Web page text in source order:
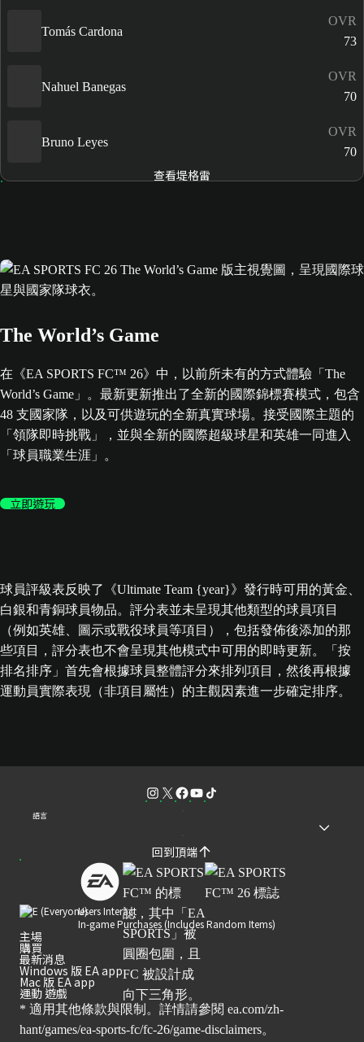
Tomás Cardona
OVR
73
Nahuel Banegas
OVR
70
Bruno Leyes
OVR
70
查看堤格雷
The World’s Game
在《EA SPORTS FC™ 26》中，以前所未有的方式體驗「The
World’s Game」。最新更新推出了全新的國際錦標賽模式，包含
48 支國家隊，以及可供遊玩的全新真實球場。接受國際主題的
「領隊即時挑戰」，並與全新的國際超級球星和英雄一同進入
「球員職業生涯」。
立即遊玩
球員評級表反映了《Ultimate Team {year}》發行時可用的黃金、
白銀和青銅球員物品。評分表並未呈現其他類型的球員項目
（例如英雄、圖示或戰役球員等項目），包括發佈後添加的那
些項目，評分表也不會呈現其他模式中可用的即時更新。「按
排名排序」首先會根據球員整體評分來排列項目，然後再根據
運動員實際表現（非項目屬性）的主觀因素進一步確定排序。
語言
回到頂端
Users Interact
In-game Purchases (Includes Random Items)
主場
購買
最新消息
Windows 版 EA app
Mac 版 EA app
運動 遊戲
* 適用其他條款與限制。詳情請參閱 ea.com/zh-
hant/games/ea-sports-fc/fc-26/game-disclaimers。